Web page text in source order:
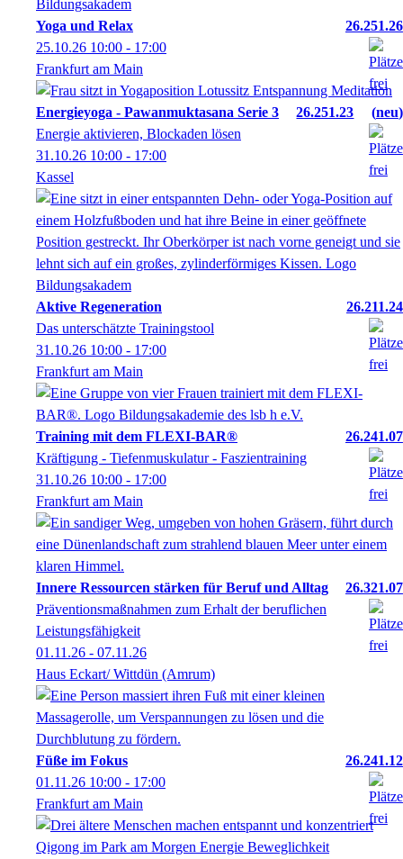
Yoga und Relax
26.251.26
25.10.26 10:00 - 17:00
Frankfurt am Main
Energieyoga - Pawanmuktasana Serie 3 26.251.23
neu
Energie aktivieren, Blockaden lösen
31.10.26 10:00 - 17:00
Kassel
Aktive Regeneration
26.211.24
Das unterschätzte Trainingstool
31.10.26 10:00 - 17:00
Frankfurt am Main
Training mit dem FLEXI-BAR®
26.241.07
Kräftigung - Tiefenmuskulatur - Faszientraining
31.10.26 10:00 - 17:00
Frankfurt am Main
Innere Ressourcen stärken für Beruf und Alltag
26.321.07
Präventionsmaßnahmen zum Erhalt der beruflichen
Leistungsfähigkeit
01.11.26 - 07.11.26
Haus Eckart/ Wittdün (Amrum)
Füße im Fokus
26.241.12
01.11.26 10:00 - 17:00
Frankfurt am Main